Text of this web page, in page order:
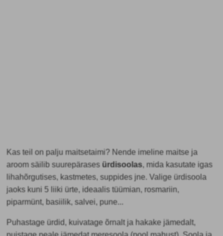
Kas teil on palju maitsetaimi? Nende imeline maitse ja
aroom säilib suurepärasesürdisoolas, mida kasutate igas
lihahõrgutises, kastmetes, suppides jne. Valige ürdisoola
jaoks kuni 5 liiki ürte, ideaalis tüümian, rosmariin,
piparmünt, basiilik, salvei, pune...
Puhastage ürdid, kuivatage õrnalt ja hakake jämedalt,